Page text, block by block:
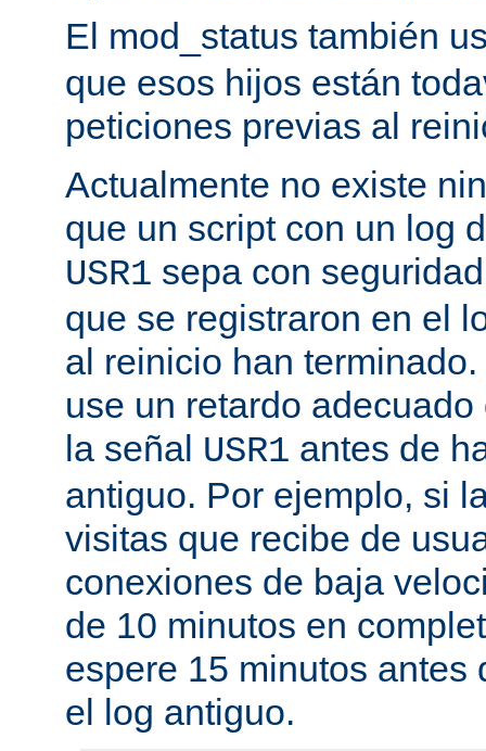
El mod_status también
que esos hijos están
peticiones previas al
Actualmente no existe
que un script con un log
USR1 sepa con
que se registraron en el
al reinicio han
use un retardo
la señal USR1 antes de
antiguo. Por ejemplo, si
visitas que recibe de
conexiones de baja
de 10 minutos en
espere 15 minutos antes
el log antiguo.